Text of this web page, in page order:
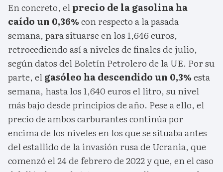
En concreto, elprecio de la gasolina ha
caído un 0,36%con respecto a la pasada
semana, para situarse en los 1,646 euros,
retrocediendo así a niveles de finales de julio,
según datos del Boletín Petrolero de la UE. Por su
parte, elgasóleo ha descendido un 0,3%esta
semana, hasta los 1,640 euros el litro, su nivel
más bajo desde principios de año. Pese a ello, el
precio de ambos carburantes continúa por
encima de los niveles en los que se situaba antes
del estallido de la invasión rusa de Ucrania, que
comenzó el 24 de febrero de 2022 y que, en el caso